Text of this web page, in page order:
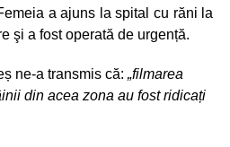
a ajuns la spital cu răni la
şi a fost operată de urgență.
ne-a transmis că: „filmarea
din acea zona au fost ridicați